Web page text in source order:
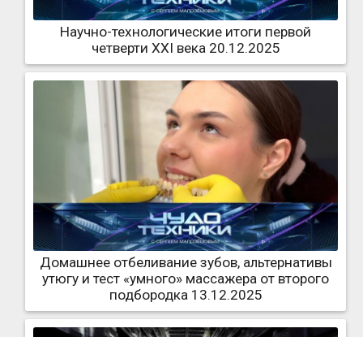
Научно-технологические итоги первой
четверти XXI века 20.12.2025
Домашнее отбеливание зубов, альтернативы
утюгу и тест «умного» массажера от второго
подбородка 13.12.2025